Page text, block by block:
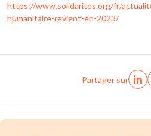
https://www.solidarites.org/fr/
humanitaire-revient-en-2023/
Partager sur